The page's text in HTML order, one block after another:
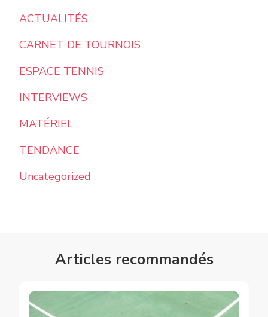
ACTUALITÉS
CARNET DE TOURNOIS
ESPACE TENNIS
INTERVIEWS
MATÉRIEL
TENDANCE
Uncategorized
Articles recommandés